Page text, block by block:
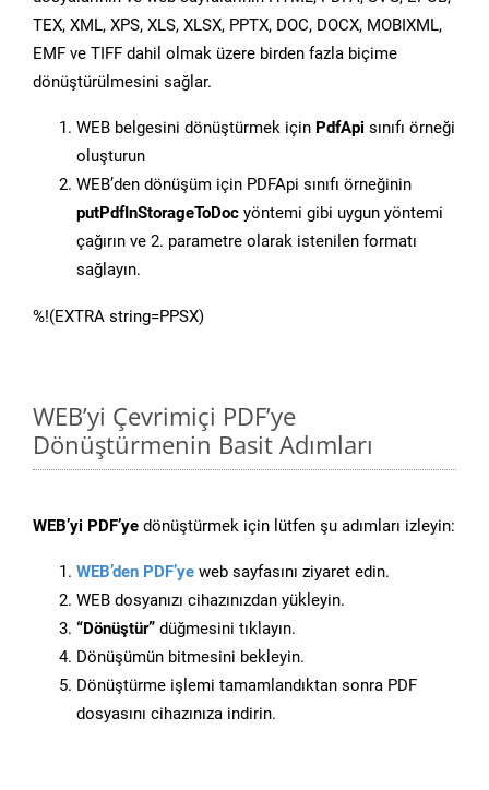
TEX, XML, XPS, XLS, XLSX, PPTX, DOC, DOCX, MOBIXML,
EMF ve TIFF dahil olmak üzere birden fazla biçime
dönüştürülmesini sağlar.
WEB belgesini dönüştürmek için PdfApi sınıfı örneği
oluşturun
WEB’den dönüşüm için PDFApi sınıfı örneğinin
putPdfInStorageToDoc yöntemi gibi uygun yöntemi
çağırın ve 2. parametre olarak istenilen formatı
sağlayın.
%!(EXTRA string=PPSX)
WEB’yi Çevrimiçi PDF’ye
Dönüştürmenin Basit Adımları
WEB’yi PDF’ye dönüştürmek için lütfen şu adımları izleyin:
WEB’den PDF’ye web sayfasını ziyaret edin.
WEB dosyanızı cihazınızdan yükleyin.
“Dönüştür” düğmesini tıklayın.
Dönüşümün bitmesini bekleyin.
Dönüştürme işlemi tamamlandıktan sonra PDF
dosyasını cihazınıza indirin.